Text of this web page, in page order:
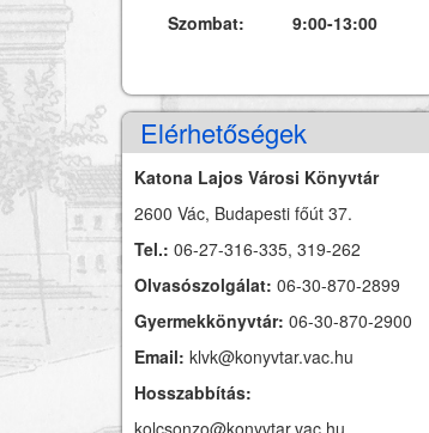
Szombat: 9:00-13:00
Elérhetőségek
Katona Lajos Városi Könyvtár
2600 Vác, Budapesti főút 37.
Tel.: 06-27-316-335, 319-262
Olvasószolgálat: 06-30-870-2899
Gyermekkönyvtár: 06-30-870-2900
Email: klvk@konyvtar.vac.hu
Hosszabbítás:
kolcsonzo@konyvtar.vac.hu